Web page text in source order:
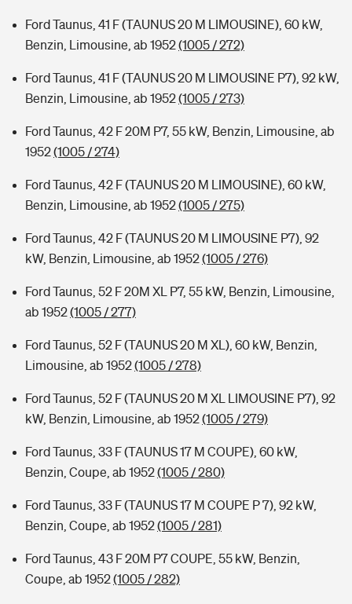
Ford Taunus, 41 F (TAUNUS 20 M LIMOUSINE), 60 kW,
Benzin, Limousine, ab 1952(1005 / 272)
Ford Taunus, 41 F (TAUNUS 20 M LIMOUSINE P7), 92 kW,
Benzin, Limousine, ab 1952(1005 / 273)
Ford Taunus, 42 F 20M P7, 55 kW, Benzin, Limousine, ab
1952(1005 / 274)
Ford Taunus, 42 F (TAUNUS 20 M LIMOUSINE), 60 kW,
Benzin, Limousine, ab 1952(1005 / 275)
Ford Taunus, 42 F (TAUNUS 20 M LIMOUSINE P7), 92
kW, Benzin, Limousine, ab 1952(1005 / 276)
Ford Taunus, 52 F 20M XL P7, 55 kW, Benzin, Limousine,
ab 1952(1005 / 277)
Ford Taunus, 52 F (TAUNUS 20 M XL), 60 kW, Benzin,
Limousine, ab 1952(1005 / 278)
Ford Taunus, 52 F (TAUNUS 20 M XL LIMOUSINE P7), 92
kW, Benzin, Limousine, ab 1952(1005 / 279)
Ford Taunus, 33 F (TAUNUS 17 M COUPE), 60 kW,
Benzin, Coupe, ab 1952(1005 / 280)
Ford Taunus, 33 F (TAUNUS 17 M COUPE P 7), 92 kW,
Benzin, Coupe, ab 1952(1005 / 281)
Ford Taunus, 43 F 20M P7 COUPE, 55 kW, Benzin,
Coupe, ab 1952(1005 / 282)